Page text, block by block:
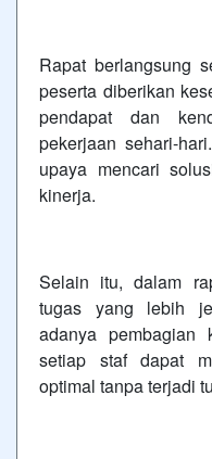
Rapat berlangsung
peserta diberikan
pendapat dan
pekerjaan sehari-
upaya mencari
kinerja.
Selain itu, dalam
tugas yang lebih
adanya pembagian
setiap staf dapat
optimal tanpa terjadi